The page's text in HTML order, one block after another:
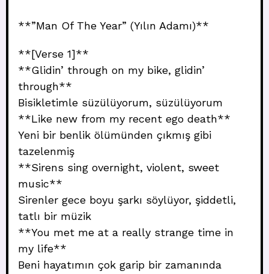
**”Man Of The Year” (Yılın Adamı)**
**[Verse 1]**
**Glidin’ through on my bike, glidin’
through**
Bisikletimle süzülüyorum, süzülüyorum
**Like new from my recent ego death**
Yeni bir benlik ölümünden çıkmış gibi
tazelenmiş
**Sirens sing overnight, violent, sweet
music**
Sirenler gece boyu şarkı söylüyor, şiddetli,
tatlı bir müzik
**You met me at a really strange time in
my life**
Beni hayatımın çok garip bir zamanında